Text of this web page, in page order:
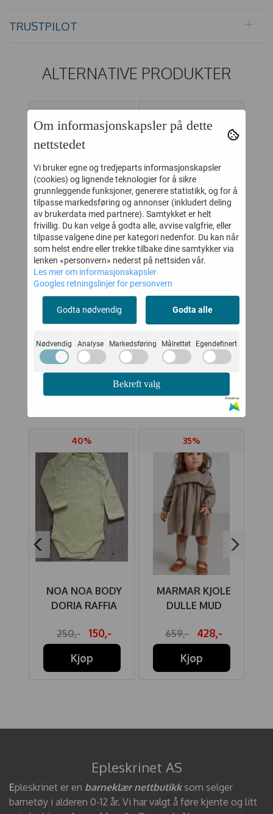
TRUSTPILOT
ALTERNATIVE PRODUKTER
40%
JOHA LEGGINGS
ULL/SILKE BEIGE
MELANGE STOR
399,-
239,-
40%
JOHA LEGGINGS
299,-
179,-
KUNDER SOM SÅ PÅ DETTE SÅ
OGSÅ PÅ
40%
NOA NOA BODY
DORIA RAFFIA
250,-
150,-
Kjøp
35%
MARMAR KJOLE
DULLE MUD
659,-
428,-
Kjøp
Om informasjonskapsler på dette
nettstedet
Vi bruker egne og tredjeparts informasjonskapsler
(cookies) og lignende teknologier for å sikre
grunnleggende funksjoner, generere statistikk, og for å
tilpasse markedsføring og annonser (inkludert deling
av brukerdata med partnere). Samtykket er helt
frivillig. Du kan velge å godta alle, avvise valgfrie, eller
tilpasse valgene dine per kategori nedenfor. Du kan når
som helst endre eller trekke tilbake dine samtykker via
lenken «personvern» nederst på nettsiden vår.
Les mer om informasjonskapsler
Googles retningslinjer for personvern
Godta nødvendig Godta alle
Nødvendig Analyse Markedsføring Målrettet Egendefinert
Bekreft valg
Drevet av
Epleskrinet AS
Epleskrinet er en barneklær nettbutikksom selger
barnetøy i alderen 0-12 år. Vi har valgt å føre kjente og litt